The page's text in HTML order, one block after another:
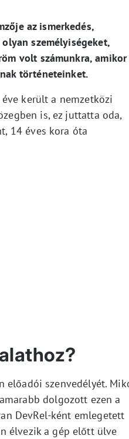
az ismerkedés,
személyiségeket,
volt számunkra, amikor
történeteinket.
került a nemzetközi
is, ez juttatta oda,
14 éves kora óta
előadói szenvedélyét.
dolgozott ezen a
DevRel-ként emlegetett
élvezik a gép előtt ülve